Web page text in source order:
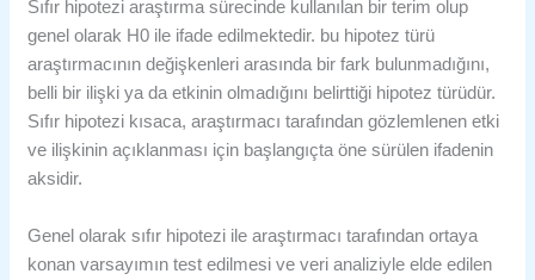
Sıfır hipotezi araştırma sürecinde kullanılan bir terim olup
genel olarak H0 ile ifade edilmektedir. bu hipotez türü
araştırmacının değişkenleri arasında bir fark bulunmadığını,
belli bir ilişki ya da etkinin olmadığını belirttiği hipotez türüdür.
Sıfır hipotezi kısaca, araştırmacı tarafından gözlemlenen etki
ve ilişkinin açıklanması için başlangıçta öne sürülen ifadenin
aksidir.
Genel olarak sıfır hipotezi ile araştırmacı tarafından ortaya
konan varsayımın test edilmesi ve veri analiziyle elde edilen